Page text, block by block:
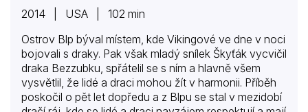
2014 | USA | 102 min
Ostrov Blp býval místem, kde Vikingové ve dne v noci
bojovali s draky. Pak však mladý snílek Škyťák vycvičil
draka Bezzubku, spřátelil se s ním a hlavně všem
vysvětlil, že lidé a draci mohou žít v harmonii. Příběh
poskočil o pět let dopředu a z Blpu se stal v mezidobí